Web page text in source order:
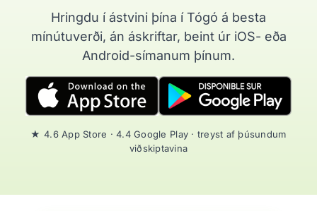
Hringdu í ástvini þína í Tógó á besta
mínútuverði, án áskriftar, beint úr iOS- eða
Android-símanum þínum.
★ 4.6 App Store · 4.4 Google Play · treyst af þúsundum
viðskiptavina